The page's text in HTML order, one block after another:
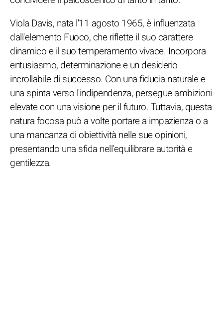
Viola Davis, nata l'11 agosto 1965, è influenzata
dall'elemento Fuoco, che riflette il suo carattere
dinamico e il suo temperamento vivace. Incorpora
entusiasmo, determinazione e un desiderio
incrollabile di successo. Con una fiducia naturale e
una spinta verso l'indipendenza, persegue ambizioni
elevate con una visione per il futuro. Tuttavia, questa
natura focosa può a volte portare a impazienza o a
una mancanza di obiettività nelle sue opinioni,
presentando una sfida nell'equilibrare autorità e
gentilezza.